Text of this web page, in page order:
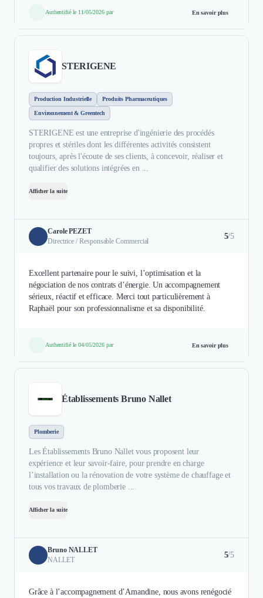
Authentifié le 11/05/2026 par En savoir plus
STERIGENE
Production Industrielle Produits Pharmaceutiques
Environnement & Greentech
STERIGENE est une entreprise d'ingénierie des procédés
propres et stériles dont les différentes activités consistent
toujours, après l'écoute de ses clients, à concevoir, réaliser et
qualifier des solutions intégrées en ...
Afficher la suite
Carole PEZET
Directrice / Responsable Commercial
5/5
Excellent partenaire pour le suivi, l’optimisation et la
négociation de nos contrats d’énergie. Un accompagnement
sérieux, réactif et efficace. Merci tout particulièrement à
Raphaël pour son professionnalisme et sa disponibilité.
Authentifié le 04/05/2026 par En savoir plus
Établissements Bruno Nallet
Plomberie
Les Établissements Bruno Nallet vous proposent leur
expérience et leur savoir-faire, pour prendre en charge
l’installation ou la rénovation de votre système de chauffage et
tous vos travaux de plomberie ...
Afficher la suite
Bruno NALLET
NALLET
5/5
Grâce à l’accompagnement d’Amandine, nous avons renégocié